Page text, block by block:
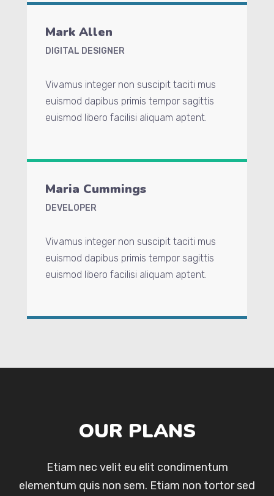
Mark Allen
DIGITAL DESIGNER
Vivamus integer non suscipit taciti mus
euismod dapibus primis tempor sagittis
euismod libero facilisi aliquam aptent.
Maria Cummings
DEVELOPER
Vivamus integer non suscipit taciti mus
euismod dapibus primis tempor sagittis
euismod libero facilisi aliquam aptent.
OUR PLANS
Etiam nec velit eu elit condimentum
elementum quis non sem. Etiam non tortor sed